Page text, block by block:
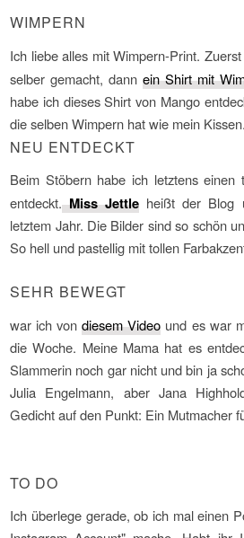
WIMPERN
Ich liebe alles mit Wimpern-Print.
selber gemacht, dannein Shirt mit
habe ich dieses Shirt von Mango
die selben Wimpern hat wie mein Kissen.
NEU ENTDECKT
Beim Stöbern habe ich letztens einen
entdeckt. Miss Jettle heißt der Blog
letztem Jahr. Die Bilder sind so schön
So hell und pastellig mit tollen
SEHR BEWEGT
war ich vondiesem Video und es war
die Woche. Meine Mama hat es
Slammerin noch gar nicht und bin ja
Julia Engelmann, aber Jana
Gedicht auf den Punkt: Ein Mutmacher
TO DO
Ich überlege gerade, ob ich mal einen